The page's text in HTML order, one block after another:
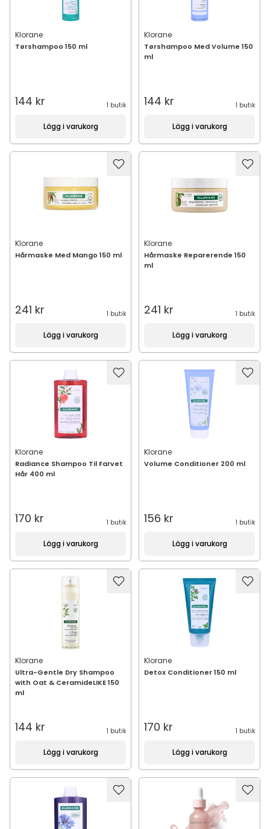
Klorane
Tørshampoo 150 ml
144 kr 1 butik
Lägg i varukorg
Klorane
Tørshampoo Med Volume 150
ml
144 kr 1 butik
Lägg i varukorg
Klorane
Hårmaske Med Mango 150 ml
241 kr 1 butik
Lägg i varukorg
Klorane
Hårmaske Reparerende 150
ml
241 kr 1 butik
Lägg i varukorg
Klorane
Radiance Shampoo Til Farvet
Hår 400 ml
170 kr 1 butik
Lägg i varukorg
Klorane
Volume Conditioner 200 ml
156 kr 1 butik
Lägg i varukorg
Klorane
Ultra-Gentle Dry Shampoo
with Oat & CeramideLIKE 150
ml
144 kr 1 butik
Lägg i varukorg
Klorane
Detox Conditioner 150 ml
170 kr 1 butik
Lägg i varukorg